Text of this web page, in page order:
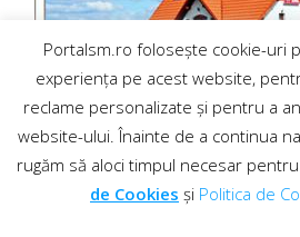
Portalsm.ro folosește cookie-uri
experiența pe acest website,
reclame personalizate și pentru a
website-ului. Înainte de a continua
rugăm să aloci timpul necesar
de Cookies și Politica de